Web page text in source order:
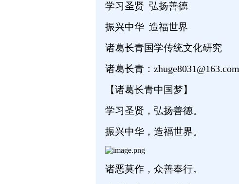
学习圣贤 弘扬善德
振兴中华 造福世界
诸葛长青国学传统文化研究
诸葛长青：zhuge8031@163.com
【诸葛长青中国梦】
学习圣贤，弘扬善德。
振兴中华，造福世界。
诸恶莫作，众善奉行。